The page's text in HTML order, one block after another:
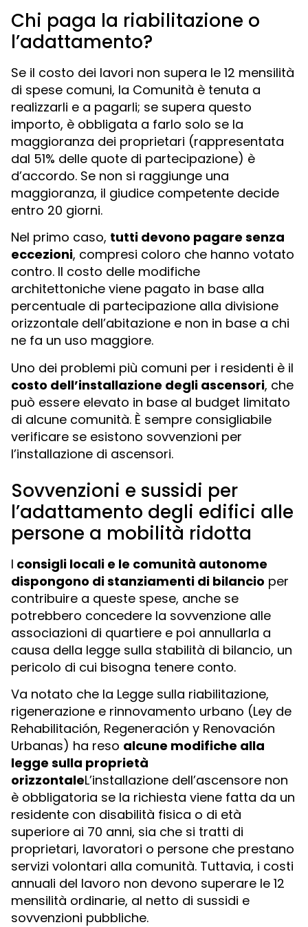
Chi paga la riabilitazione o
l’adattamento?
Se il costo dei lavori non supera le 12 mensilità
di spese comuni, la Comunità è tenuta a
realizzarli e a pagarli; se supera questo
importo, è obbligata a farlo solo se la
maggioranza dei proprietari (rappresentata
dal 51% delle quote di partecipazione) è
d’accordo. Se non si raggiunge una
maggioranza, il giudice competente decide
entro 20 giorni.
Nel primo caso, tutti devono pagare senza
eccezioni, compresi coloro che hanno votato
contro. Il costo delle modifiche
architettoniche viene pagato in base alla
percentuale di partecipazione alla divisione
orizzontale dell’abitazione e non in base a chi
ne fa un uso maggiore.
Uno dei problemi più comuni per i residenti è il
costo dell’installazione degli ascensori, che
può essere elevato in base al budget limitato
di alcune comunità. È sempre consigliabile
verificare se esistono sovvenzioni per
l’installazione di ascensori.
Sovvenzioni e sussidi per
l’adattamento degli edifici alle
persone a mobilità ridotta
I consigli locali e le comunità autonome
dispongono di stanziamenti di bilancio per
contribuire a queste spese, anche se
potrebbero concedere la sovvenzione alle
associazioni di quartiere e poi annullarla a
causa della legge sulla stabilità di bilancio, un
pericolo di cui bisogna tenere conto.
Va notato che la Legge sulla riabilitazione,
rigenerazione e rinnovamento urbano (Ley de
Rehabilitación, Regeneración y Renovación
Urbanas) ha reso alcune modifiche alla
legge sulla proprietà
orizzontaleL’installazione dell’ascensore non
è obbligatoria se la richiesta viene fatta da un
residente con disabilità fisica o di età
superiore ai 70 anni, sia che si tratti di
proprietari, lavoratori o persone che prestano
servizi volontari alla comunità. Tuttavia, i costi
annuali del lavoro non devono superare le 12
mensilità ordinarie, al netto di sussidi e
sovvenzioni pubbliche.